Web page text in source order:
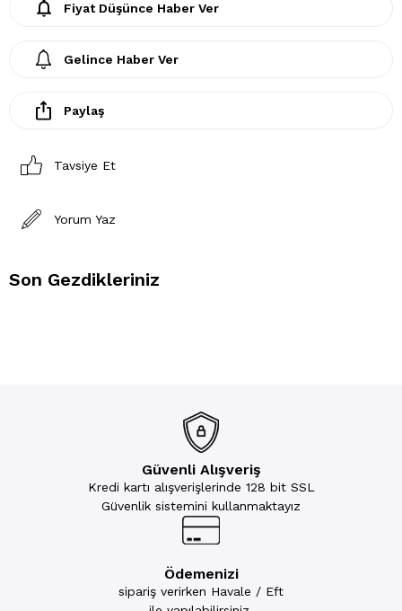
Fiyat Düşünce Haber Ver
Gelince Haber Ver
Paylaş
Tavsiye Et
Yorum Yaz
Son Gezdikleriniz
Güvenli Alışveriş
Kredi kartı alışverişlerinde 128 bit SSL
Güvenlik sistemini kullanmaktayız
Ödemenizi
sipariş verirken Havale / Eft